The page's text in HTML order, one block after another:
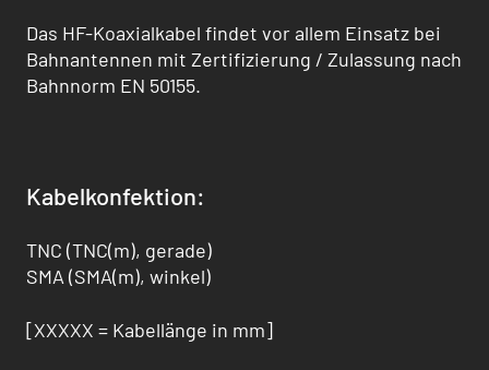
Das HF-Koaxialkabel findet vor allem Einsatz bei
Bahnantennen mit Zertifizierung / Zulas­sung nach
Bahnnorm EN 50155.
Kabelkonfektion:
TNC (TNC(m), gerade)
SMA (SMA(m), winkel)
[XXXXX = Kabellänge in mm]